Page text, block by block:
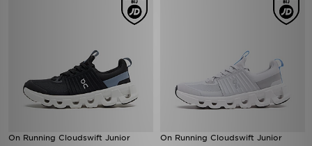
On Running Cloudswift Junior On Running Cloudswift Junior